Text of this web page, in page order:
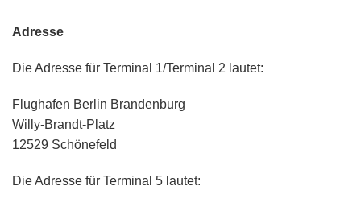
Adresse
Die Adresse für Terminal 1/Terminal 2 lautet:
Flughafen Berlin Brandenburg
Willy-Brandt-Platz
12529 Schönefeld
Die Adresse für Terminal 5 lautet: